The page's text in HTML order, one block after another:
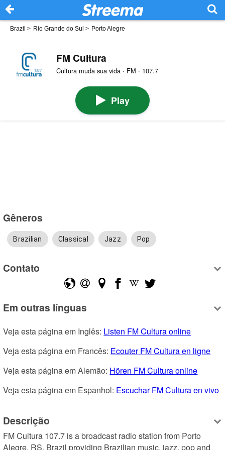
Brazil > Rio Grande do Sul > Porto Alegre
FM Cultura
Cultura muda sua vida · FM · 107.7
Play
Gêneros
Brazilian Classical Jazz Pop
Contato
Em outras línguas
Veja esta página em Inglês: Listen FM Cultura online
Veja esta página em Francês: Ecouter FM Cultura en ligne
Veja esta página em Alemão: Hören FM Cultura online
Veja esta página em Espanhol: Escuchar FM Cultura en vivo
Descrição
FM Cultura 107.7 is a broadcast radio station from Porto
Alegre, RS, Brazil providing Brazilian music, jazz, pop and